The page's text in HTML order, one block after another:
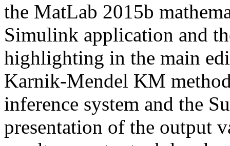
the MatLab 2015b
Simulink application and
highlighting in the main
Karnik-Mendel KM
inference system and the
presentation of the output